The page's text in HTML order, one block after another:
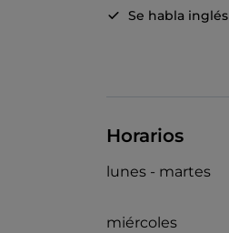
Se habla inglés
Horarios
lunes - martes
miércoles